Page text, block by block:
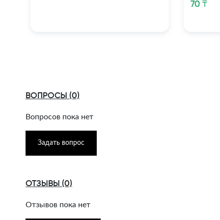
70 ₸
ВОПРОСЫ (0)
Вопросов пока нет
Задать вопрос
ОТЗЫВЫ (0)
Отзывов пока нет